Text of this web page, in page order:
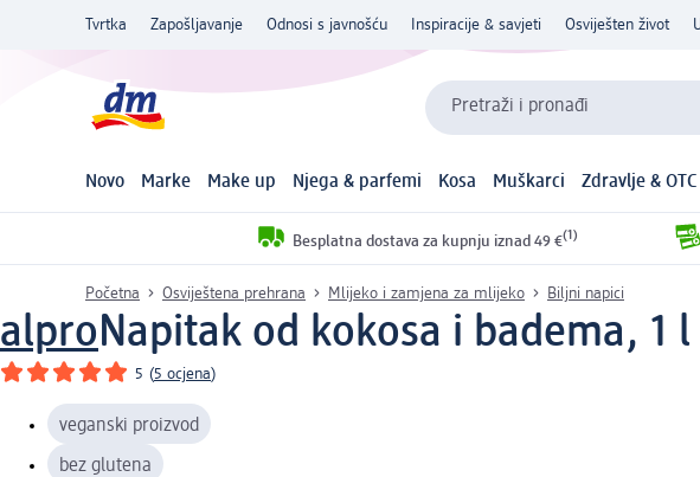
Tvrtka Zapošljavanje Odnosi s javnošću Inspiracije & savjeti Osviješten život
Pretraži i pronađi
Novo Marke Make up Njega & parfemi Kosa Muškarci Zdravlje & OTC
Besplatna dostava za kupnju iznad 49 €(1)
Početna Osviještena prehrana Mlijeko i zamjena za mlijeko Biljni napici
alproNapitak od kokosa i badema, 1 l
5 (5 ocjena)
veganski proizvod
bez glutena